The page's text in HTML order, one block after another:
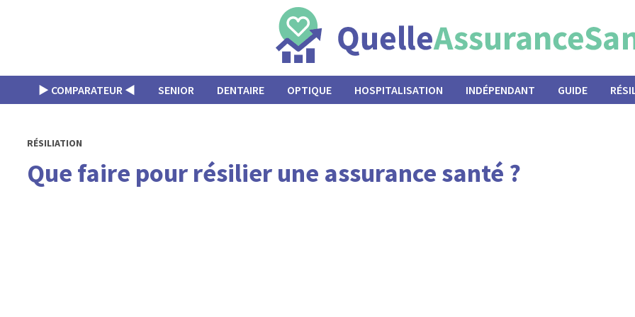
▶︎ COMPARATEUR ◀︎ SENIOR DENTAIRE OPTIQUE HOSPITALISATION INDÉPENDANT GUIDE
RÉSILIATION
Que faire pour résilier une assurance santé ?